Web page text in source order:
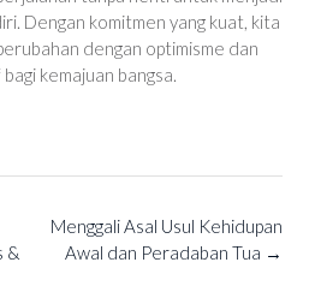
Dengan komitmen yang kuat, kita
dengan optimisme dan
kemajuan bangsa.
Menggali Asal Usul Kehidupan
Awal dan Peradaban Tua →
&